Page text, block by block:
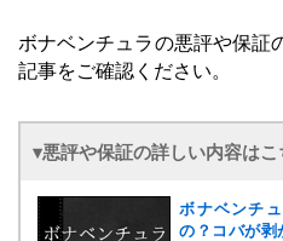
ボナベンチュラの悪評や保証
記事をご確認ください。
▾悪評や保証の詳しい内容はこ
ボナベンチ
の？コバが剥